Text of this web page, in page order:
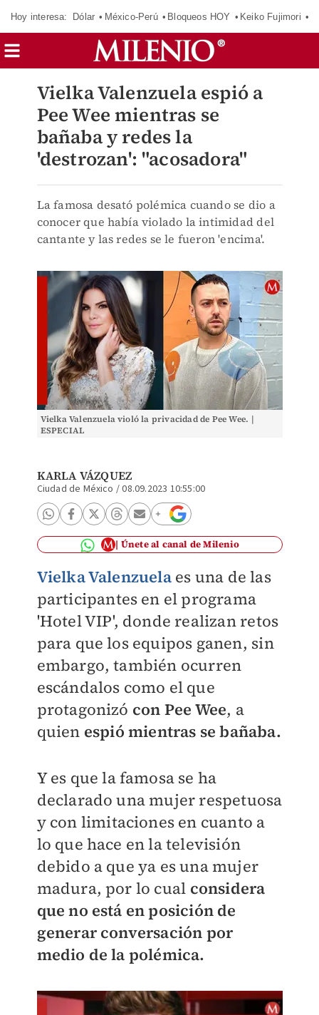
Hoy interesa: Dólar México-Perú Bloqueos HOY Keiko Fujimori
Vielka Valenzuela espió a
Pee Wee mientras se
bañaba y redes la
'destrozan': "acosadora"
La famosa desató polémica cuando se dio a
conocer que había violado la intimidad del
cantante y las redes se le fueron 'encima'.
Vielka Valenzuela violó la privacidad de Pee Wee. |
ESPECIAL
KARLA VÁZQUEZ
Ciudad de México /08.09.2023 10:55:00
Únete al canal de Milenio
Vielka Valenzuelaes una de las
participantes en el programa
'Hotel VIP', donde realizan retos
para que los equipos ganen, sin
embargo, también ocurren
escándalos como el que
protagonizó con Pee Wee, a
quien espió mientras se bañaba.
Y es que la famosa se ha
declarado una mujer respetuosa
y con limitaciones en cuanto a
lo que hace en la televisión
debido a que ya es una mujer
madura, por lo cual considera
que no está en posición de
generar conversación por
medio de la polémica.